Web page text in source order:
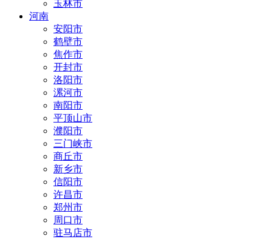
玉林市
河南
安阳市
鹤壁市
焦作市
开封市
洛阳市
漯河市
南阳市
平顶山市
濮阳市
三门峡市
商丘市
新乡市
信阳市
许昌市
郑州市
周口市
驻马店市